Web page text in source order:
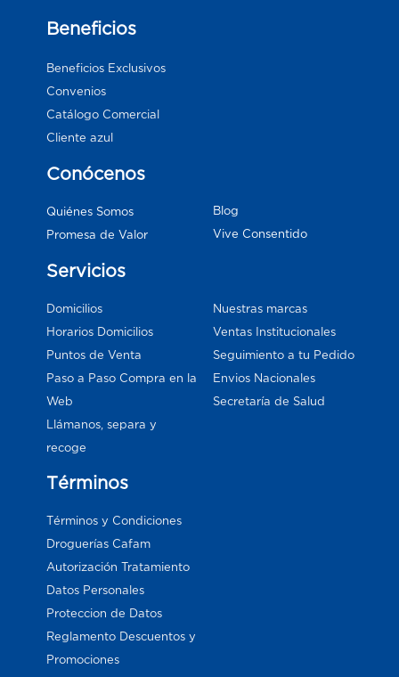
Beneficios
Beneficios Exclusivos
Convenios
Catálogo Comercial
Cliente azul
Conócenos
Quiénes Somos
Promesa de Valor
Blog
Vive Consentido
Servicios
Domicilios
Horarios Domicilios
Puntos de Venta
Paso a Paso Compra en la
Web
Llámanos, separa y
recoge
Nuestras marcas
Ventas Institucionales
Seguimiento a tu Pedido
Envios Nacionales
Secretaría de Salud
Términos
Términos y Condiciones
Droguerías Cafam
Autorización Tratamiento
Datos Personales
Proteccion de Datos
Reglamento Descuentos y
Promociones